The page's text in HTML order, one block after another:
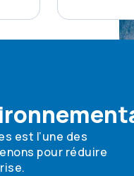
est l’une des
pour réduire